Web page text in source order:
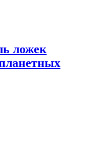
ложек